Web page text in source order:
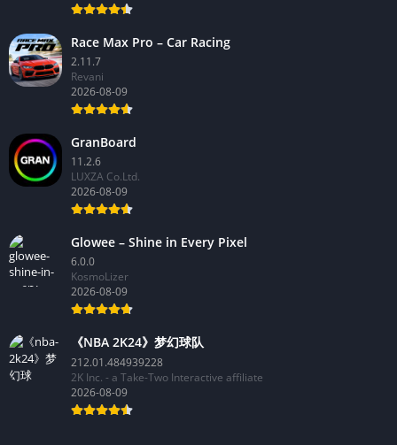
Race Max Pro – Car Racing
2.11.7
Revani
2026-08-09
GranBoard
11.2.6
LUXZA Co.Ltd.
2026-08-09
Glowee – Shine in Every Pixel
6.0.0
KosmoLizer
2026-08-09
《NBA 2K24》梦幻球队
212.01.484939228
2K Inc. - a Take-Two Interactive affiliate
2026-08-09